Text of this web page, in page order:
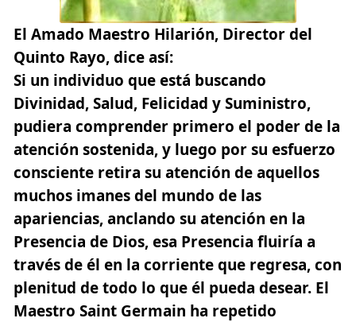
El Amado Maestro Hilarión, Director del
Quinto Rayo, dice así:
Si un individuo que está buscando
Divinidad, Salud, Felicidad y Suministro,
pudiera comprender primero el poder de la
atención sostenida, y luego por su esfuerzo
consciente retira su atención de aquellos
muchos imanes del mundo de las
apariencias, anclando su atención en la
Presencia de Dios, esa Presencia fluiría a
través de él en la corriente que regresa, con
plenitud de todo lo que él pueda desear. El
Maestro Saint Germain ha repetido